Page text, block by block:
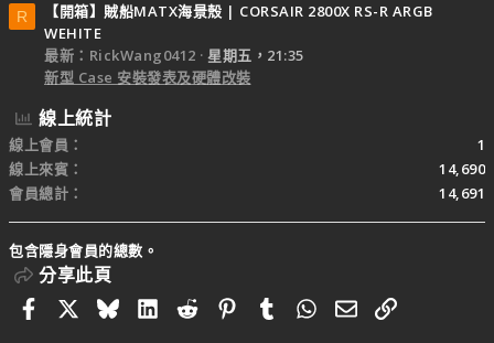
R
【開箱】賊船MATX海景殼 | CORSAIR 2800X RS-R ARGB
WEHITE
最新：RickWang0412
星期五，21:35
新型 Case 安裝發表及硬體改裝
線上統計
線上會員
1
線上來賓
14,690
會員總計
14,691
包含隱身會員的總數。
分享此頁
FacebookBlueskyLinkedIn
RedditPinterestTumblrWhatsApp
電子郵件
連結